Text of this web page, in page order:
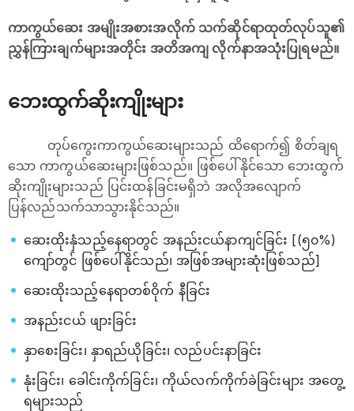
ကာကွယ်ဆေး အမျိုးအစားအလိုက် သက်ဆိုင်ရာထုတ်လုပ်သူ၏
ညွှန်ကြားချက်များအတိုင်း အတိအကျ လိုက်နာအသုံးပြုရမည်။
ဘေးထွက်ဆိုးကျိုးများ
တုပ်ကွေးကာကွယ်ဆေးများသည် ထိ‌ရောက်၍ စိတ်ချရ
သော ကာကွယ်ဆေးများဖြစ်သည်။ ဖြစ်ပေါ်နိုင်သော ဘေးထွက်
ဆိုးကျိုးများသည် ပြင်းထန်ခြင်းမရှိဘဲ အလိုအလျောက်
ပြန်လည်သက်သာသွားနိုင်သည်။
ဆေးထိုးနှံသည့်နေရာတွင် အနည်းငယ်နာကျင်ခြင်း [(၅၀%)
ကျော်တွင် ဖြစ်ပေါ်နိုင်သည်၊ အဖြစ်အများဆုံးဖြစ်သည်]
ဆေးထိုးသည့်နေရာတစ်ဝိုက် နီခြင်း
အနည်းငယ် ဖျားခြင်း
နှာစေးခြင်း၊ နှာရည်ယိုခြင်း၊ လည်ပင်းနာခြင်း
နုံးခြင်း၊ ခေါင်းကိုက်ခြင်း၊ ကိုယ်လက်ကိုက်ခဲခြင်းများ အတွေ့
ရများသည်